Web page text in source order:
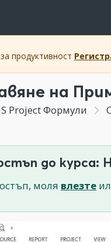
продуктивност
на
Project Формули
до курса:
моля влезте